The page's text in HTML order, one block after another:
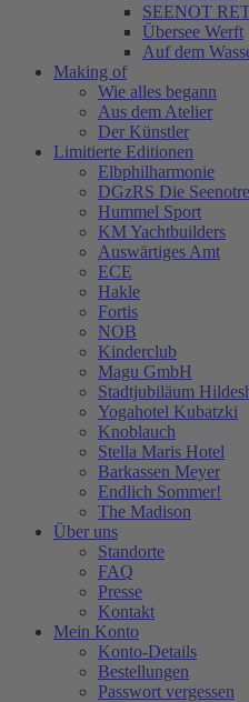
SEENOT
Übersee Werft
Auf dem
Making of
Wie alles begann
Aus dem Atelier
Der Künstler
Limitierte Editionen
Elbphilharmonie
DGzRS Die
Hummel Sport
KM Yachtbuilders
Auswärtiges Amt
ECE
Hakle
Fortis
NOB
Kinderclub
Magu GmbH
Stadtjubiläum
Yogahotel Kubatzki
Knoblauch
Stella Maris Hotel
Barkassen Meyer
Endlich Sommer!
The Madison
Über uns
Standorte
FAQ
Presse
Kontakt
Mein Konto
Konto-Details
Bestellungen
Passwort vergessen